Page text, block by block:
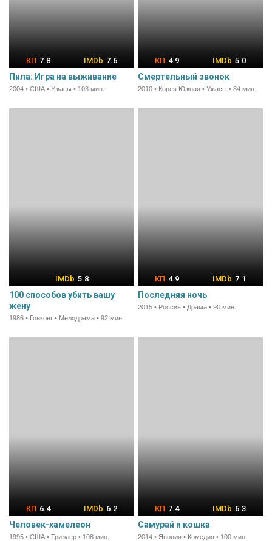
7.8 7.6
Пила: Игра на выживание
2004 • США • Ужасы • 103 мин.
4.9 5.0
Смертельный звонок
2010 • Корея Южная • Ужасы • 84 мин.
5.8
100 способов убить вашу
жену
1986 • Гонконг • Мелодрама • 92 мин.
4.9 7.1
Последняя ночь
2015 • Россия • Драма • 90 мин.
6.4 6.2
Человек-хамелеон
1995 • США • Триллер • 108 мин.
7.4 6.3
Самурай и кошка
2014 • Япония • Комедия • 100 мин.